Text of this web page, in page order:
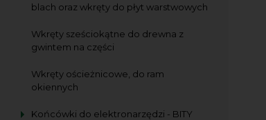
blach oraz wkręty do płyt warstwowych
Wkręty sześciokątne do drewna z
gwintem na części
Wkręty ościeżnicowe, do ram
okiennych
Końcówki do elektronarzędzi - BITY